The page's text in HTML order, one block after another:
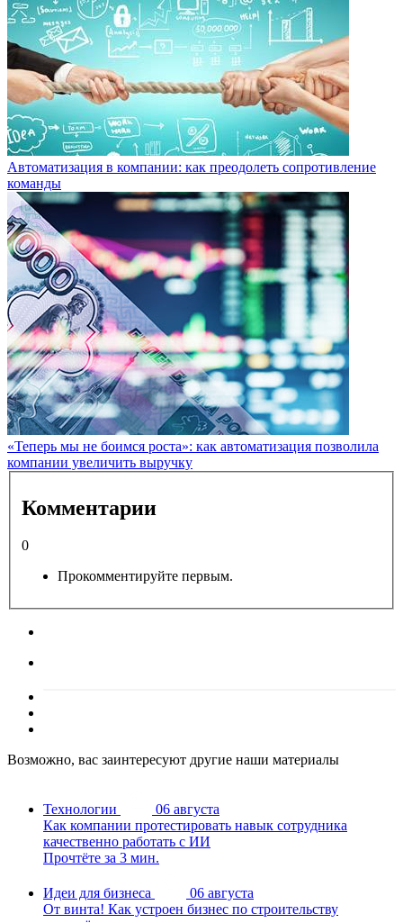
Автоматизация в компании: как преодолеть сопротивление
команды
«Теперь мы не боимся роста»: как автоматизация позволила
компании увеличить выручку
Комментарии
0
Прокомментируйте первым.
Возможно, вас заинтересуют другие наши материалы
Технологии
06 августа
Как компании протестировать навык сотрудника
качественно работать с ИИ
Прочтёте за 3 мин.
Идеи для бизнеса
06 августа
От винта! Как устроен бизнес по строительству